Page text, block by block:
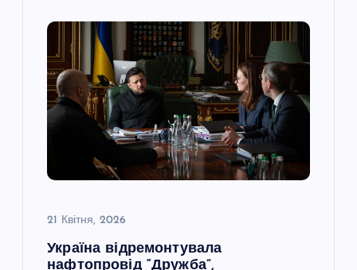
21 Квітня, 2026
Україна відремонтувала
нафтопровід “Дружба”,